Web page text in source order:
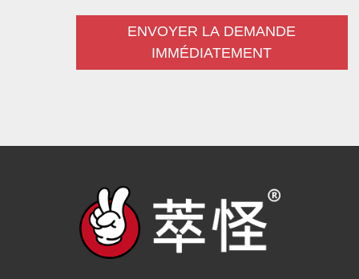
ENVOYER LA DEMANDE
IMMÉDIATEMENT